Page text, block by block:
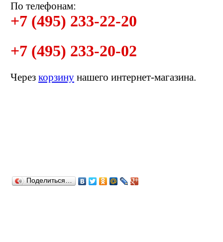
По телефонам:
+7 (495) 233-22-20
+7 (495) 233-20-02
Через корзину нашего интернет-магазина.
Поделиться…